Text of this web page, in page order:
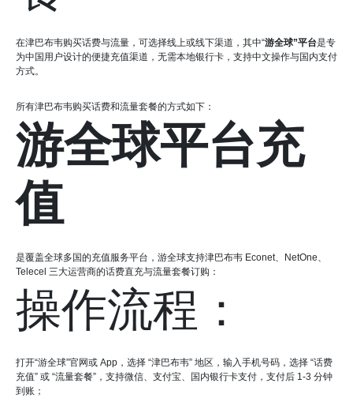
在津巴布韦购买话费与流量，可选择线上或线下渠道，其中“游全球”平台是专
为中国用户设计的便捷充值渠道，无需本地银行卡，支持中文操作与国内支付
方式。
所有津巴布韦购买话费和流量套餐的方式如下：
游全球平台充
值
是覆盖全球多国的充值服务平台，游全球支持津巴布韦 Econet、NetOne、
Telecel 三大运营商的话费直充与流量套餐订购：
操作流程：
打开“游全球”官网或 App，选择 “津巴布韦” 地区，输入手机号码，选择 “话费
充值” 或 “流量套餐”，支持微信、支付宝、国内银行卡支付，支付后 1-3 分钟
到账；